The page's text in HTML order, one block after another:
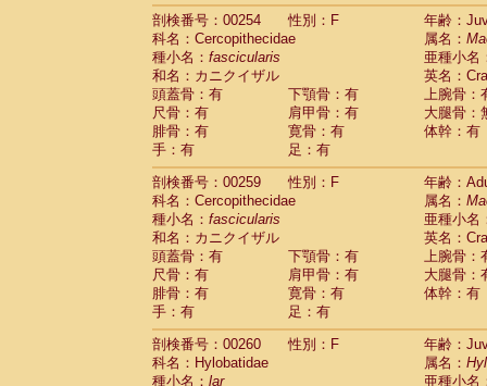
剖検番号：00254
性別：F
年齢：
科名：Cercopithecidae
属名：
種小名： fascicularis
亜種小名
和名：カニクイザル
英名：
頭蓋骨：有
下顎骨：有
上腕骨：
尺骨：有
肩甲骨：有
大腿骨：
腓骨：有
寛骨：有
体幹：有
手：有
足：有
剖検番号：00259
性別：F
年齢：
科名：Cercopithecidae
属名：
種小名： fascicularis
亜種小名
和名：カニクイザル
英名：
頭蓋骨：有
下顎骨：有
上腕骨：
尺骨：有
肩甲骨：有
大腿骨：
腓骨：有
寛骨：有
体幹：有
手：有
足：有
剖検番号：00260
性別：F
年齢：
科名：Hylobatidae
属名：
種小名： lar 亜種小名